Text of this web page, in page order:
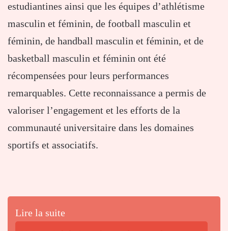
estudiantines ainsi que les équipes d’athlétisme
masculin et féminin, de football masculin et
féminin, de handball masculin et féminin, et de
basketball masculin et féminin ont été
récompensées pour leurs performances
remarquables. Cette reconnaissance a permis de
valoriser l’engagement et les efforts de la
communauté universitaire dans les domaines
sportifs et associatifs.
Lire la suite